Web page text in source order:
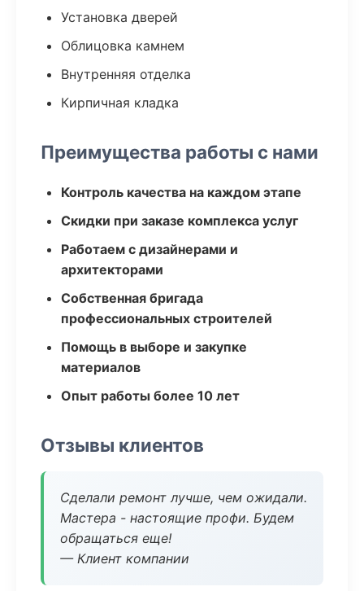
Установка дверей
Облицовка камнем
Внутренняя отделка
Кирпичная кладка
Преимущества работы с нами
Контроль качества на каждом этапе
Скидки при заказе комплекса услуг
Работаем с дизайнерами и
архитекторами
Собственная бригада
профессиональных строителей
Помощь в выборе и закупке
материалов
Опыт работы более 10 лет
Отзывы клиентов
Сделали ремонт лучше, чем ожидали.
Мастера - настоящие профи. Будем
обращаться еще!
— Клиент компании